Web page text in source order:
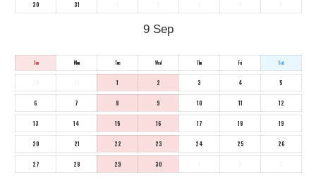
30 31
9 Sep
Sun Mon Tue Wed Thu Fri Sat
1 2 3 4 5
6 7 8 9 10 11 12
13 14 15 16 17 18 19
20 21 22 23 24 25 26
27 28 29 30